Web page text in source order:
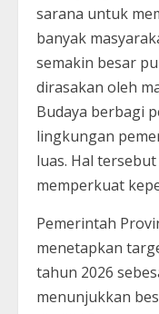
sarana untuk
banyak
semakin besar
dirasakan oleh
Budaya berbagi
lingkungan
luas. Hal
memperkuat
Pemerintah
menetapkan
tahun 2026
menunjukkan